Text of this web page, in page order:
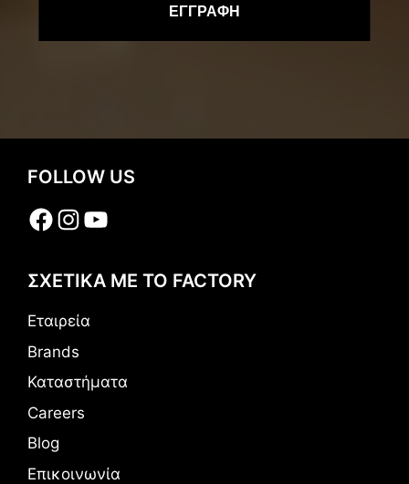
FOLLOW US
Facebook
Instagram
YouTube
ΣΧΕΤΙΚΑ ΜΕ ΤΟ FACTORY
Εταιρεία
Brands
Καταστήματα
Careers
Blog
Επικοινωνία